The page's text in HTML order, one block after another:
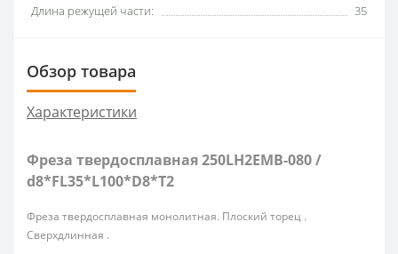
Длина режущей части:
35
Обзор товара
Характеристики
Фреза твердосплавная 250LH2EMB-080 /
d8*FL35*L100*D8*T2
Фреза твердосплавная монолитная. Плоский торец .
Сверхдлинная .